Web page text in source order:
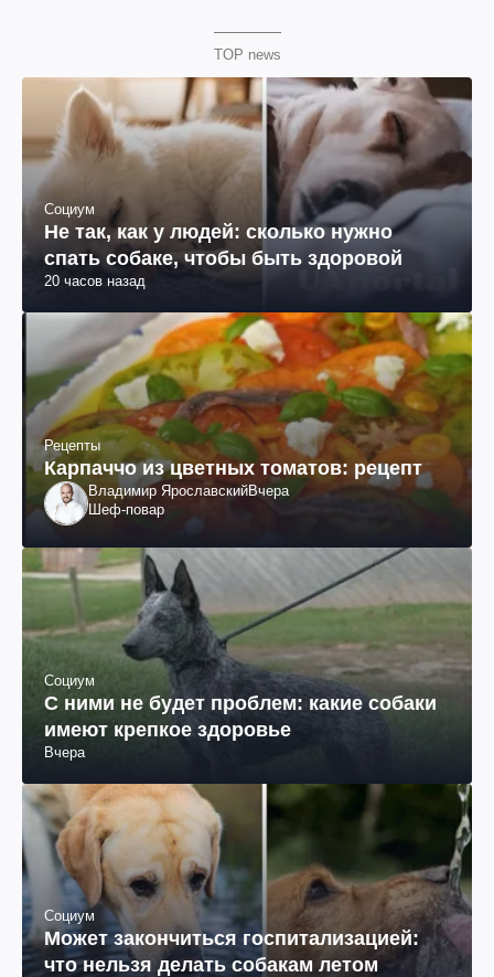
TOP news
Социум
Не так, как у людей: сколько нужно
спать собаке, чтобы быть здоровой
20 часов назад
Рецепты
Карпаччо из цветных томатов: рецепт
Владимир ЯрославскийВчера
Шеф-повар
Социум
С ними не будет проблем: какие собаки
имеют крепкое здоровье
Вчера
Социум
Может закончиться госпитализацией:
что нельзя делать собакам летом